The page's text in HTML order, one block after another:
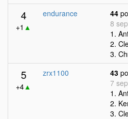
4
+1 ▲
endurance 44
8
1.
2.
3.
5
+4▲
zrx1100 43
7
1.
2.
3.